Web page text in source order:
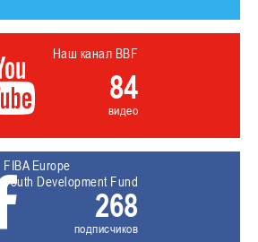
Наш канал BBF
84
видео
FIBA Europe
Youth Development Fund
268
подписчиков